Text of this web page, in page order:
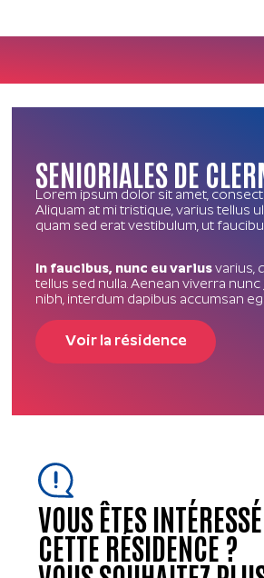
SENIORIALES DE
Lorem ipsum dolor sit amet,
Aliquam at mi tristique, varius tellus
quam sed erat vestibulum, ut
In faucibus, nunc eu varius varius,
tellus sed nulla. Aenean viverra
nibh, interdum dapibus accumsan
Voir la résidence
VOUS ÊTES
CETTE RÉSIDENCE ?